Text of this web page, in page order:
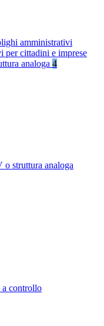
amministrativi
per cittadini e imprese
analoga 4
struttura analoga
a controllo